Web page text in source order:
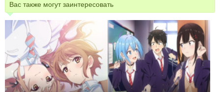
Вас также могут заинтересовать